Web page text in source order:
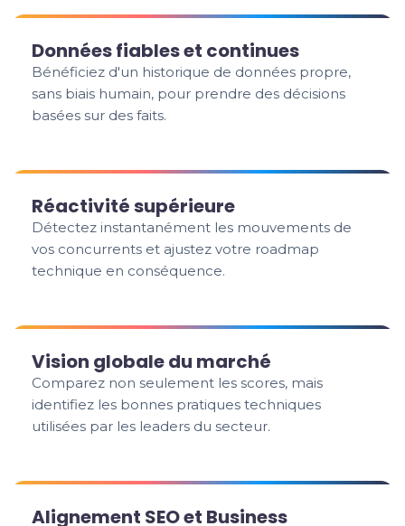
Données fiables et continues
Bénéficiez d'un historique de données propre,
sans biais humain, pour prendre des décisions
basées sur des faits.
Réactivité supérieure
Détectez instantanément les mouvements de
vos concurrents et ajustez votre roadmap
technique en conséquence.
Vision globale du marché
Comparez non seulement les scores, mais
identifiez les bonnes pratiques techniques
utilisées par les leaders du secteur.
Alignement SEO et Business